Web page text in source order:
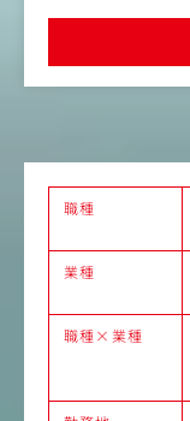
ィブかつ国際的な
●フレックスタイ
働き方を実現。年
ています
職種
業種
職種×業種